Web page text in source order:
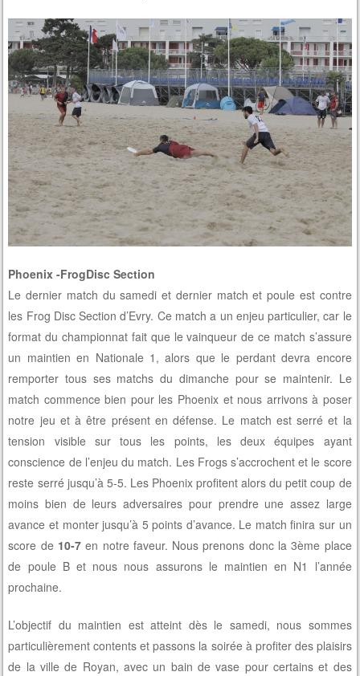
Phoenix -FrogDisc Section
Le dernier match du samedi et dernier match et poule est contre
les Frog Disc Section d’Evry. Ce match a un enjeu particulier, car le
format du championnat fait que le vainqueur de ce match s’assure
un maintien en Nationale 1, alors que le perdant devra encore
remporter tous ses matchs du dimanche pour se maintenir. Le
match commence bien pour les Phoenix et nous arrivons à poser
notre jeu et à être présent en défense. Le match est serré et la
tension visible sur tous les points, les deux équipes ayant
conscience de l’enjeu du match. Les Frogs s’accrochent et le score
reste serré jusqu’à 5-5. Les Phoenix profitent alors du petit coup de
moins bien de leurs adversaires pour prendre une assez large
avance et monter jusqu’à 5 points d’avance. Le match finira sur un
score de 10-7 en notre faveur. Nous prenons donc la 3ème place
de poule B et nous nous assurons le maintien en N1 l’année
prochaine.
L’objectif du maintien est atteint dès le samedi, nous sommes
particulièrement contents et passons la soirée à profiter des plaisirs
de la ville de Royan, avec un bain de vase pour certains et des